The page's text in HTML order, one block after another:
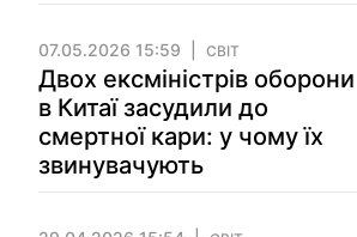
07.05.2026 15:59 СВІТ
Двох ексміністрів оборони
в Китаї засудили до
смертної кари: у чому їх
звинувачують